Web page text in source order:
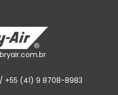
+55 (41) 9 8708-8983